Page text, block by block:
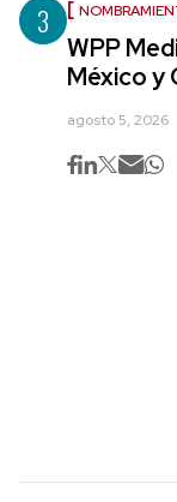
3
WPP
México y
agosto 5, 2026